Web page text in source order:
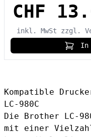
CHF
inkl. MwSt
zzgl.
In
Kompatible
LC-980C
Die Brother LC-
mit einer